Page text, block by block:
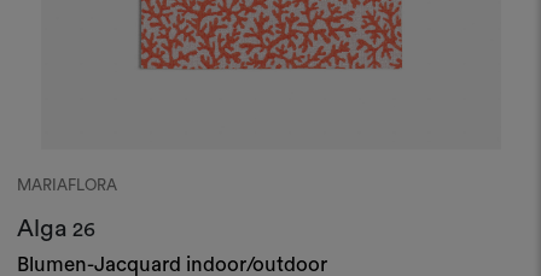
MARIAFLORA
Alga26
Blumen-Jacquard indoor/outdoor